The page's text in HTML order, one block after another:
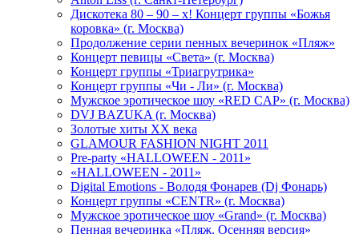
Дискотека 80 – 90 – х! Концерт группы «Божья
коровка» (г. Москва)
Продолжение серии пенных вечеринок «Пляж»
Концерт певицы «Света» (г. Москва)
Концерт группы «Триагрутрика»
Концерт группы «Чи - Ли» (г. Москва)
Мужское эротическое шоу «RED CAP» (г. Москва)
DVJ BAZUKA (г. Москва)
Золотые хиты XX века
GLAMOUR FASHION NIGHT 2011
Pre-party «HALLOWEEN - 2011»
«HALLOWEEN - 2011»
Digital Emotions - Володя Фонарев (Dj Фонарь)
Концерт группы «CENTR» (г. Москва)
Мужское эротическое шоу «Grand» (г. Москва)
Пенная вечеринка «Пляж. Осенняя версия»